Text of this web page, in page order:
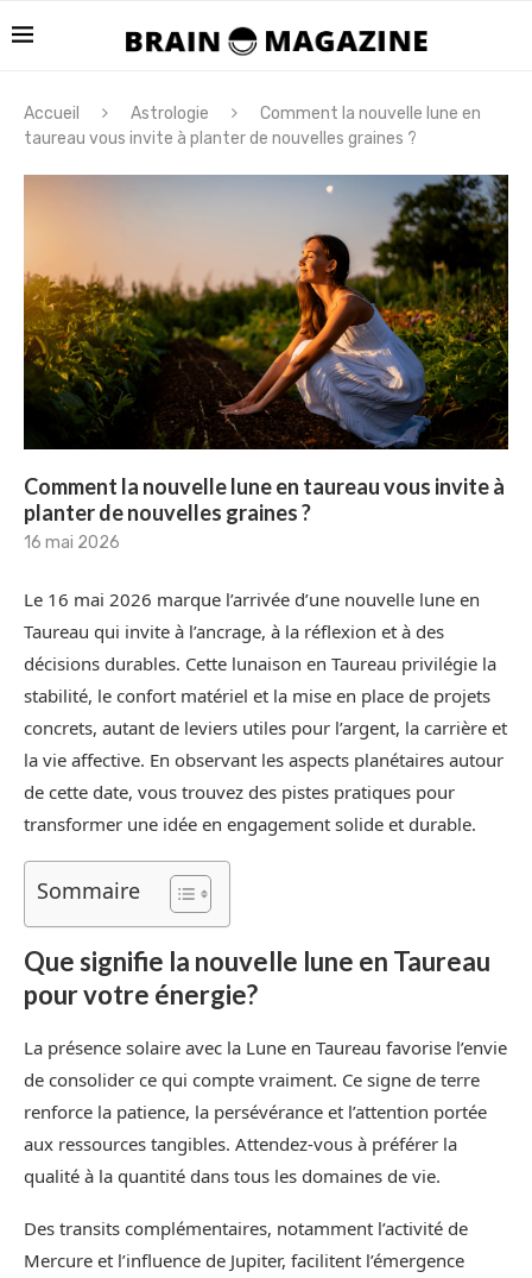
Accueil Astrologie
Comment la nouvelle lune en
taureau vous invite à planter de nouvelles graines ?
Comment la nouvelle lune en taureau vous invite à
planter de nouvelles graines ?
16 mai 2026
Le 16 mai 2026 marque l’arrivée d’une nouvelle lune en
Taureau qui invite à l’ancrage, à la réflexion et à des
décisions durables. Cette lunaison en Taureau privilégie la
stabilité, le confort matériel et la mise en place de projets
concrets, autant de leviers utiles pour l’argent, la carrière et
la vie affective. En observant les aspects planétaires autour
de cette date, vous trouvez des pistes pratiques pour
transformer une idée en engagement solide et durable.
Sommaire
Que signifie la nouvelle lune en Taureau
pour votre énergie?
La présence solaire avec la Lune en Taureau favorise l’envie
de consolider ce qui compte vraiment. Ce signe de terre
renforce la patience, la persévérance et l’attention portée
aux ressources tangibles. Attendez-vous à préférer la
qualité à la quantité dans tous les domaines de vie.
Des transits complémentaires, notamment l’activité de
Mercure et l’influence de Jupiter, facilitent l’émergence